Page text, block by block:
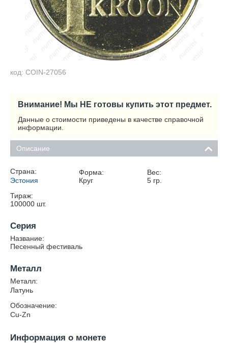
код: COIN-27056
Внимание! Мы НЕ готовы купить этот предмет.
Данные о стоимости приведены в качестве справочной
информации.
Описание
Страна:
Эстония
Форма:
Круг
Вес:
5 гр.
Тираж:
100000 шт.
Серия
Название:
Песенный фестиваль
Металл
Металл:
Латунь
Обозначение:
Cu-Zn
Информация о монете